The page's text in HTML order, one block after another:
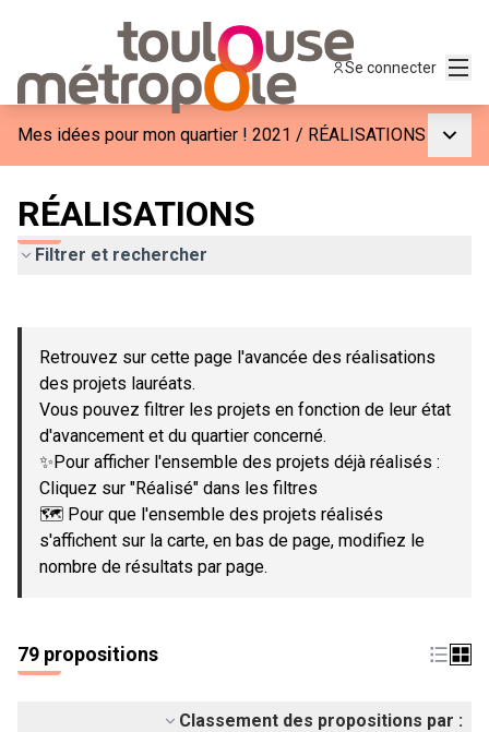
Se connecter
Mes idées pour mon quartier ! 2021 / RÉALISATIONS
RÉALISATIONS
Filtrer et rechercher
−
Retrouvez sur cette page l'avancée des réalisations
des projets lauréats.
Vous pouvez filtrer les projets en fonction de leur état
d'avancement et du quartier concerné.
✨Pour afficher l'ensemble des projets déjà réalisés :
Cliquez sur "Réalisé" dans les filtres
🗺️ Pour que l'ensemble des projets réalisés
s'affichent sur la carte, en bas de page, modifiez le
nombre de résultats par page.
79 propositions
Classement des propositions par :